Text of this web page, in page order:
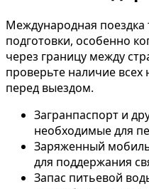
Международная поездка
подготовки, особенно
через границу между
проверьте наличие
перед выездом.
Загранпаспорт и
необходимые для
Заряженный
для поддержания
Запас питьевой